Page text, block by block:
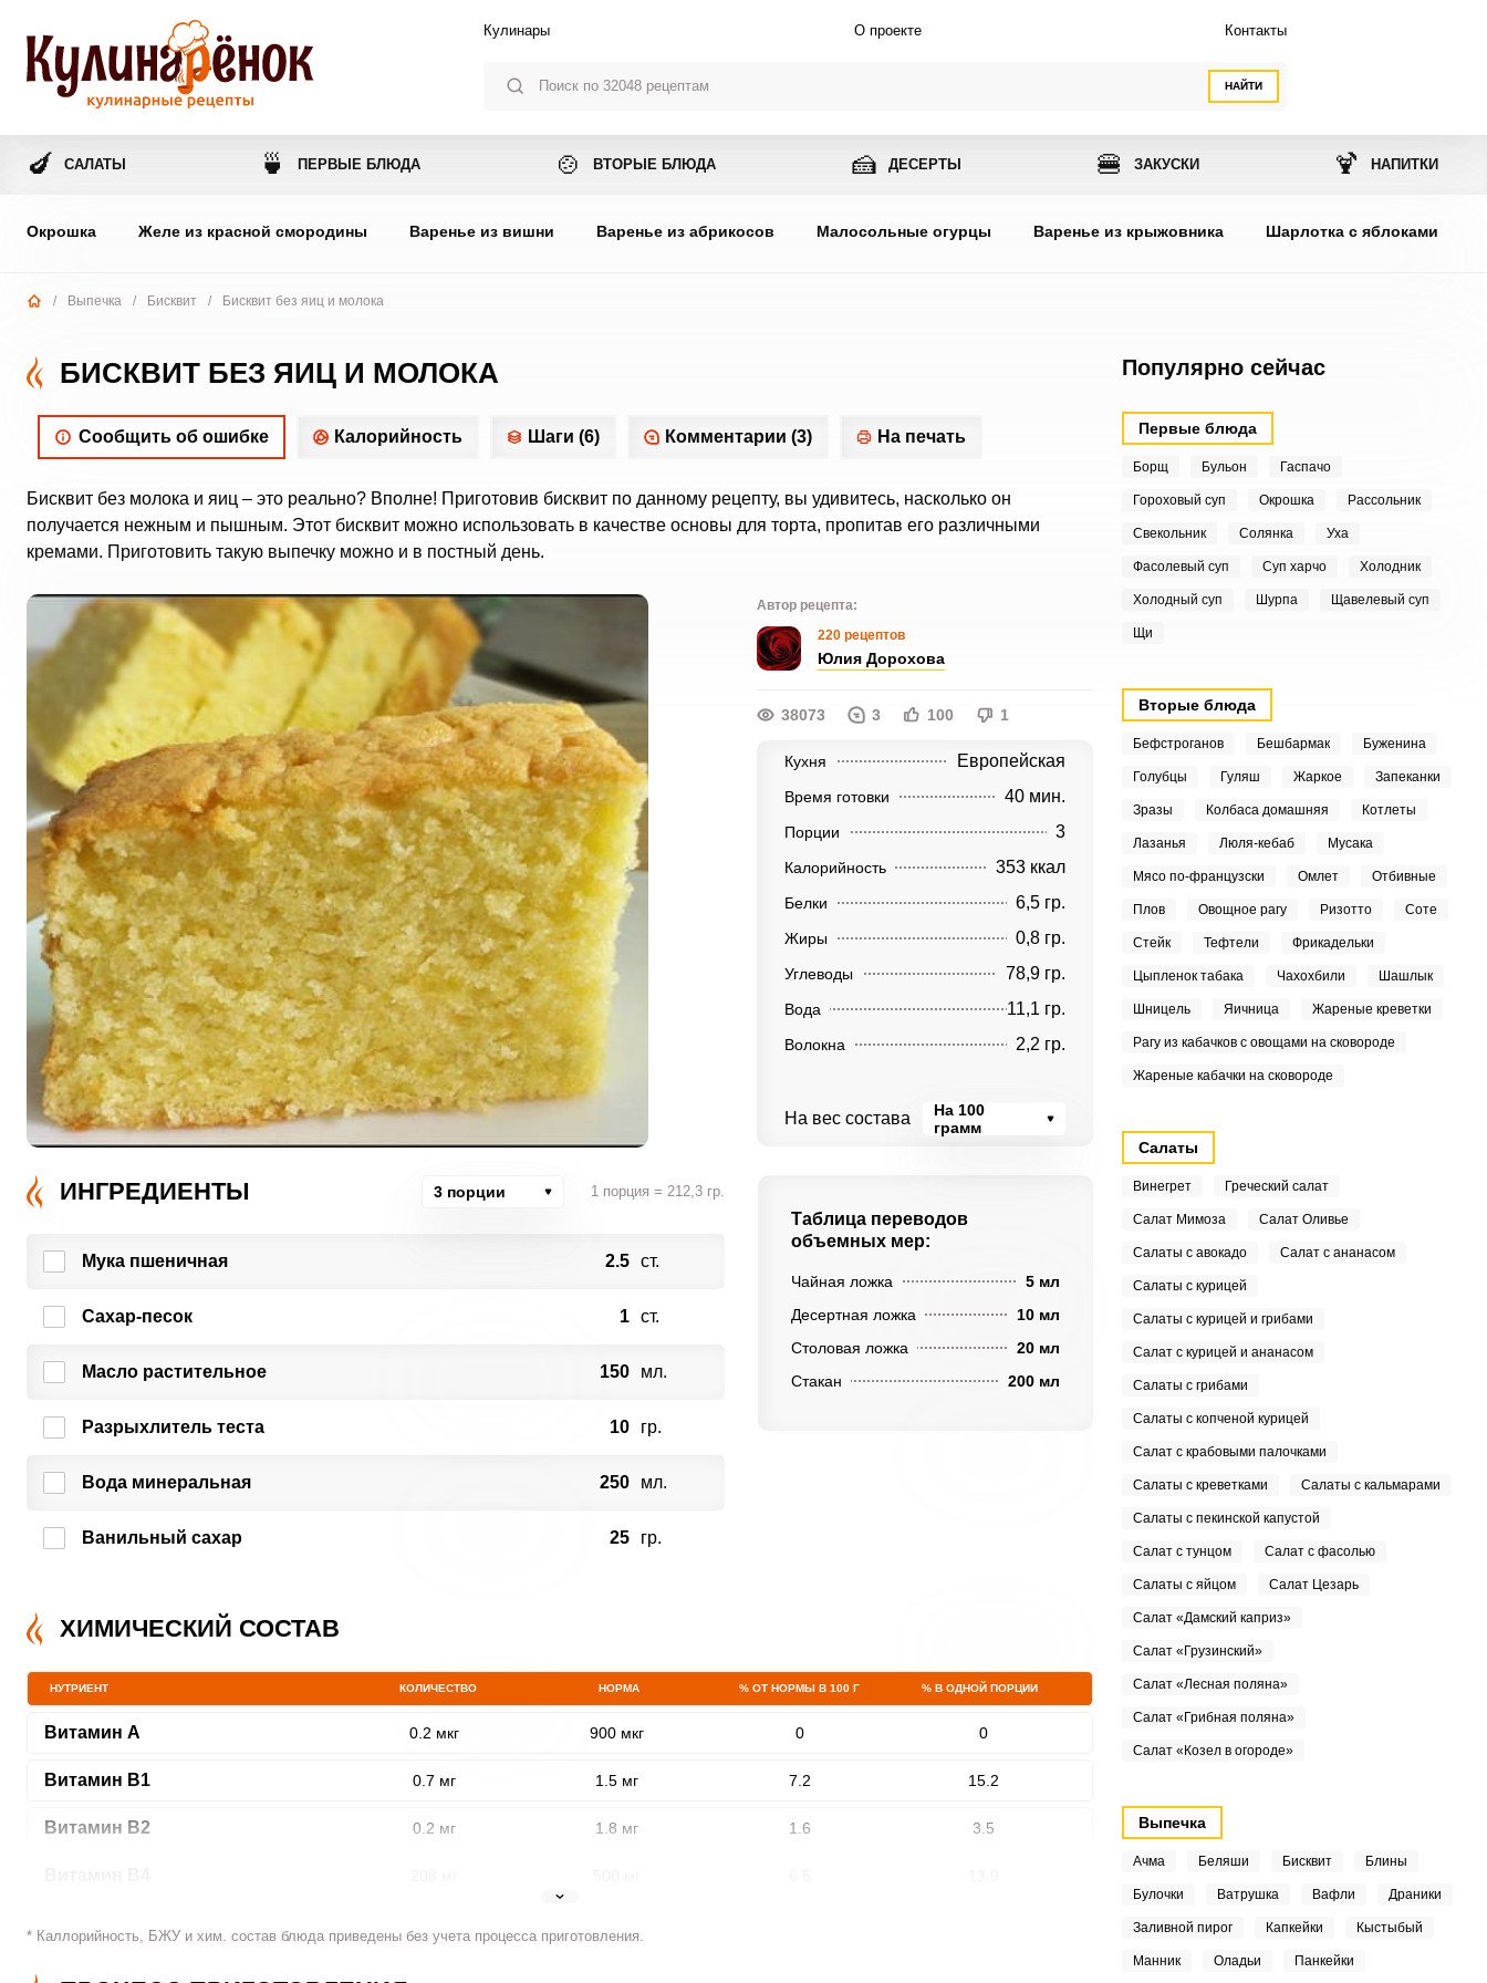
НАЙТИ
Кулинары О проекте Контакты
🍆 САЛАТЫ 🍵 ПЕРВЫЕ БЛЮДА 🍲 ВТОРЫЕ БЛЮДА 🍰 ДЕСЕРТЫ 🍔 ЗАКУСКИ 🍹 НАПИТКИ
Окрошка Желе из красной смородины Варенье из вишни Варенье из абрикосов Малосольные огурцы Варенье из крыжовника Шарлотка с яблоками
/ Выпечка / Бисквит / Бисквит без яиц и молока
БИСКВИТ БЕЗ ЯИЦ И МОЛОКА
Сообщить об ошибке Калорийность Шаги (6) Комментарии (3) На печать
Бисквит без молока и яиц – это реально? Вполне! Приготовив бисквит по данному рецепту, вы удивитесь, насколько он
получается нежным и пышным. Этот бисквит можно использовать в качестве основы для торта, пропитав его различными
кремами. Приготовить такую выпечку можно и в постный день.
Автор рецепта:
220 рецептов
Юлия Дорохова
38073 3 100 1
Кухня Европейская
Время готовки 40 мин.
Порции 3
Калорийность 353 ккал
Белки 6,5 гр.
Жиры 0,8 гр.
Углеводы 78,9 гр.
Вода 11,1 гр.
Волокна 2,2 гр.
На вес состава
На 100
грамм
ИНГРЕДИЕНТЫ 3 порции 1 порция = 212,3 гр.
Мука пшеничная 2.5 ст.
Сахар-песок 1 ст.
Масло растительное 150 мл.
Разрыхлитель теста 10 гр.
Вода минеральная 250 мл.
Ванильный сахар 25 гр.
Таблица переводов
объемных мер:
Чайная ложка
5 мл
Десертная ложка
10 мл
Столовая ложка
20 мл
Стакан
200 мл
ХИМИЧЕСКИЙ СОСТАВ
НУТРИЕНТ КОЛИЧЕСТВО НОРМА % ОТ НОРМЫ В 100 Г % В ОДНОЙ ПОРЦИИ
Витамин A 0.2 мкг 900 мкг 0 0
Витамин В1 0.7 мг 1.5 мг 7.2 15.2
Витамин В2 0.2 мг 1.8 мг 1.6 3.5
* Каллорийность, БЖУ и хим. состав блюда приведены без учета процесса приготовления.
Популярно сейчас
Первые блюда
Борщ Бульон Гаспачо
Гороховый суп Окрошка Рассольник
Свекольник Солянка Уха
Фасолевый суп Суп харчо Холодник
Холодный суп Шурпа Щавелевый суп
Щи
Вторые блюда
Бефстроганов Бешбармак Буженина
Голубцы Гуляш Жаркое Запеканки
Зразы Колбаса домашняя Котлеты
Лазанья Люля-кебаб Мусака
Мясо по-французски Омлет Отбивные
Плов Овощное рагу Ризотто Соте
Стейк Тефтели Фрикадельки
Цыпленок табака Чахохбили Шашлык
Шницель Яичница Жареные креветки
Рагу из кабачков с овощами на сковороде
Жареные кабачки на сковороде
Салаты
Винегрет Греческий салат
Салат Мимоза Салат Оливье
Салаты с авокадо Салат с ананасом
Салаты с курицей
Салаты с курицей и грибами
Салат с курицей и ананасом
Салаты с грибами
Салаты с копченой курицей
Салат с крабовыми палочками
Салаты с креветками Салаты с кальмарами
Салаты с пекинской капустой
Салат с тунцом Салат с фасолью
Салаты с яйцом Салат Цезарь
Салат «Дамский каприз»
Салат «Грузинский»
Салат «Лесная поляна»
Салат «Грибная поляна»
Салат «Козел в огороде»
Выпечка
Ачма Беляши Бисквит Блины
Булочки Ватрушка Вафли Драники
Заливной пирог Капкейки Кыстыбый
Манник Оладьи Панкейки